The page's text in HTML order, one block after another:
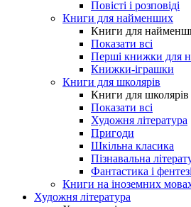
Повісті і розповіді
Книги для найменших
Книги для
Показати всі
Перші книжки для
Книжки-іграшки
Книги для школярів
Книги для школярів
Показати всі
Художня література
Пригоди
Шкільна класика
Пізнавальна
Фантастика і фентезі
Книги на іноземних
Художня література